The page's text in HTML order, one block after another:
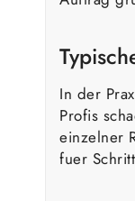
In der
Profis
einzelner
fuer